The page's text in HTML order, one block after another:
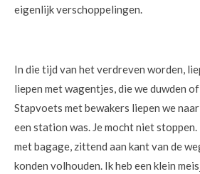
eigenlijk verschoppelingen.
In die tijd van het verdreven worden,
liepen met wagentjes, die we duwden
Stapvoets met bewakers liepen we
een station was. Je mocht niet stoppen.
met bagage, zittend aan kant van de
konden volhouden. Ik heb een klein